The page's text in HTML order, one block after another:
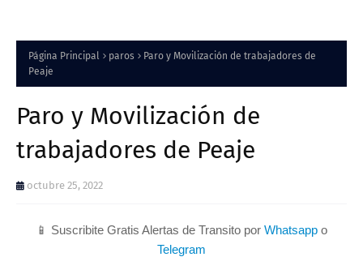
Página Principal paros
Paro y Movilización de trabajadores de
Peaje
Paro y Movilización de
trabajadores de Peaje
octubre 25, 2022
📱 Suscribite Gratis Alertas de Transito por Whatsapp o
Telegram